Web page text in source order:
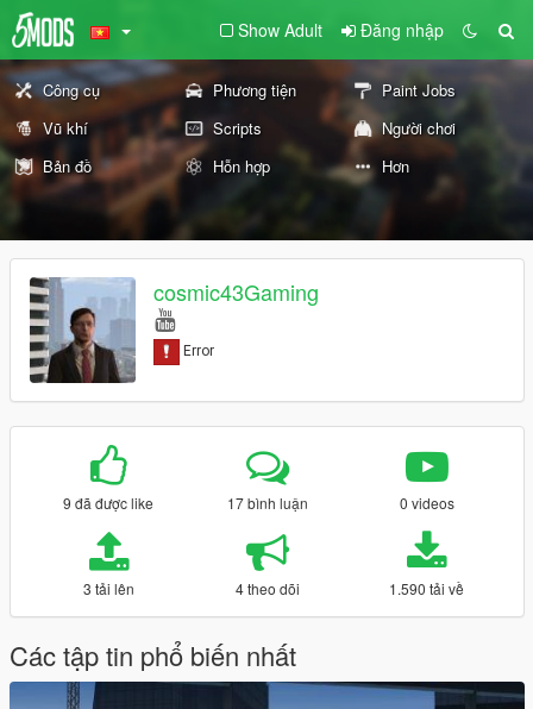
Show Adult Đăng nhập
Công cụ Phương tiện
Paint Jobs
Vũ khí
Scripts
Người chơi
Bản đồ
Hỗn hợp Hơn
cosmic43Gaming
9 đã được like 17 bình luận 0 videos
3 tải lên 4 theo dõi 1.590 tải về
Các tập tin phổ biến nhất